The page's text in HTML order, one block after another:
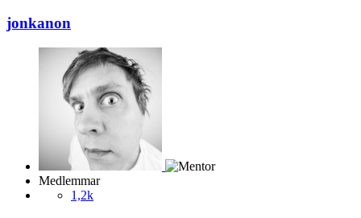
jonkanon
Medlemmar
1,2k